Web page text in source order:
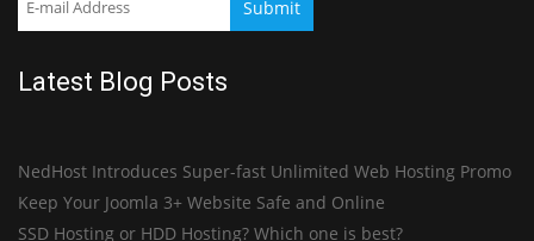
Latest Blog Posts
NedHost Introduces Super-fast Unlimited Web Hosting Promo
Keep Your Joomla 3+ Website Safe and Online
SSD Hosting or HDD Hosting? Which one is best?